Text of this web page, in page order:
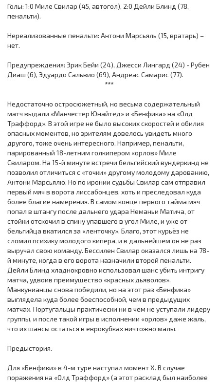
Голы: 1:0 Миле Свилар (45, автогол), 2:0 Дейли Блинд (78,
пенальти).
Нереализованные пенальти: Антони Марсьяль (15, вратарь) –
нет.
Предупреждения: Эрик Бейи (24), Джесси Лингард (24) - Рубен
Диаш (6), Эдуардо Сальвио (69), Андреас Самарис (77).
***
Недостаточно остросюжетный, но весьма содержательный
матч выдали «Манчестер Юнайтед» и «Бенфика» на «Олд
Траффорд». В этой игре не было высоких скоростей и обилия
опасных моментов, но зрителям довелось увидеть много
другого, тоже очень интересного. Например, пенальти,
парированный 18-летним голкипером «орлов» Миле
Свиларом. На 15-й минуте встречи бельгийский вундеркинд не
позволил отличиться с «точки» другому молодому дарованию,
Антони Марсьялю. Но по иронии судьбы Свилар сам отправил
первый мяч в ворота лиссабонцев, хоть и преследовал куда
более благие намерения. В самом конце первого тайма мяч
попал в штангу после дальнего удара Неманьи Матича, от
стойки отскочил в спину упавшего в угол Миле, и уже от
бельгийца вкатился за «ленточку». Благо, этот курьёз не
сломил психику молодого кипера, и в дальнейшем он не раз
выручал свою команду. Бессилен Свилар оказался лишь на 78-
й минуте, когда в его ворота назначили второй пенальти.
Дейли Блинд хладнокровно использовал шанс убить интригу
матча, удвоив преимущество «красных дьяволов».
Манкунианцы снова победили, но на этот раз «Бенфика»
выглядела куда более боеспособной, чем в предыдущих
матчах. Португальцы практически ни в чём не уступали лидеру
группы, и после такой игры в исполнении «орлов» даже жаль,
что их шансы остаться в еврокубках ничтожно малы.
Предыстория.
Для «Бенфики» в 4-м туре наступал момент Х. В случае
поражения на «Олд Траффорд» (а этот расклад был наиболее